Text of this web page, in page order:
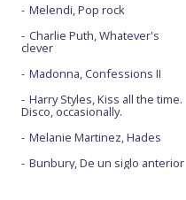
Melendi, Pop rock
Charlie Puth, Whatever's
clever
Madonna, Confessions II
Harry Styles, Kiss all the time.
Disco, occasionally.
Melanie Martinez, Hades
Bunbury, De un siglo anterior